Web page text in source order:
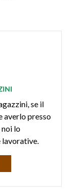
se il
averlo presso
lo
lavorative.